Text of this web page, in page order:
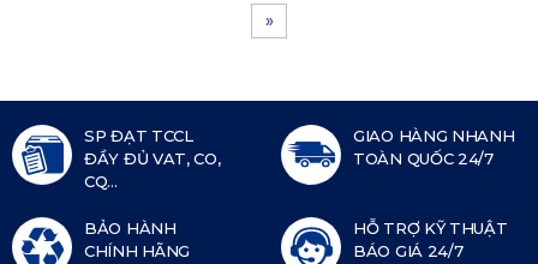
»
SP ĐẠT TCCL
ĐẦY ĐỦ VAT, CO,
CQ...
GIAO HÀNG NHANH
TOÀN QUỐC 24/7
BẢO HÀNH
CHÍNH HÃNG
HỖ TRỢ KỸ THUẬT
BÁO GIÁ 24/7